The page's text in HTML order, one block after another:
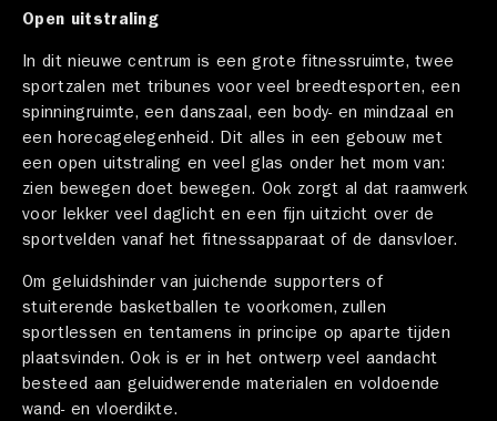
Open uitstraling
In dit nieuwe centrum is een grote fitnessruimte, twee
sportzalen met tribunes voor veel breedtesporten, een
spinningruimte, een danszaal, een body- en mindzaal en
een horecagelegenheid. Dit alles in een gebouw met
een open uitstraling en veel glas onder het mom van:
zien bewegen doet bewegen. Ook zorgt al dat raamwerk
voor lekker veel daglicht en een fijn uitzicht over de
sportvelden vanaf het fitnessapparaat of de dansvloer.
Om geluidshinder van juichende supporters of
stuiterende basketballen te voorkomen, zullen
sportlessen en tentamens in principe op aparte tijden
plaatsvinden. Ook is er in het ontwerp veel aandacht
besteed aan geluidwerende materialen en voldoende
wand- en vloerdikte.